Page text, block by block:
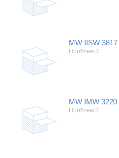
MW IISW
Проблем 3
MW IMW 3220
Проблем 3